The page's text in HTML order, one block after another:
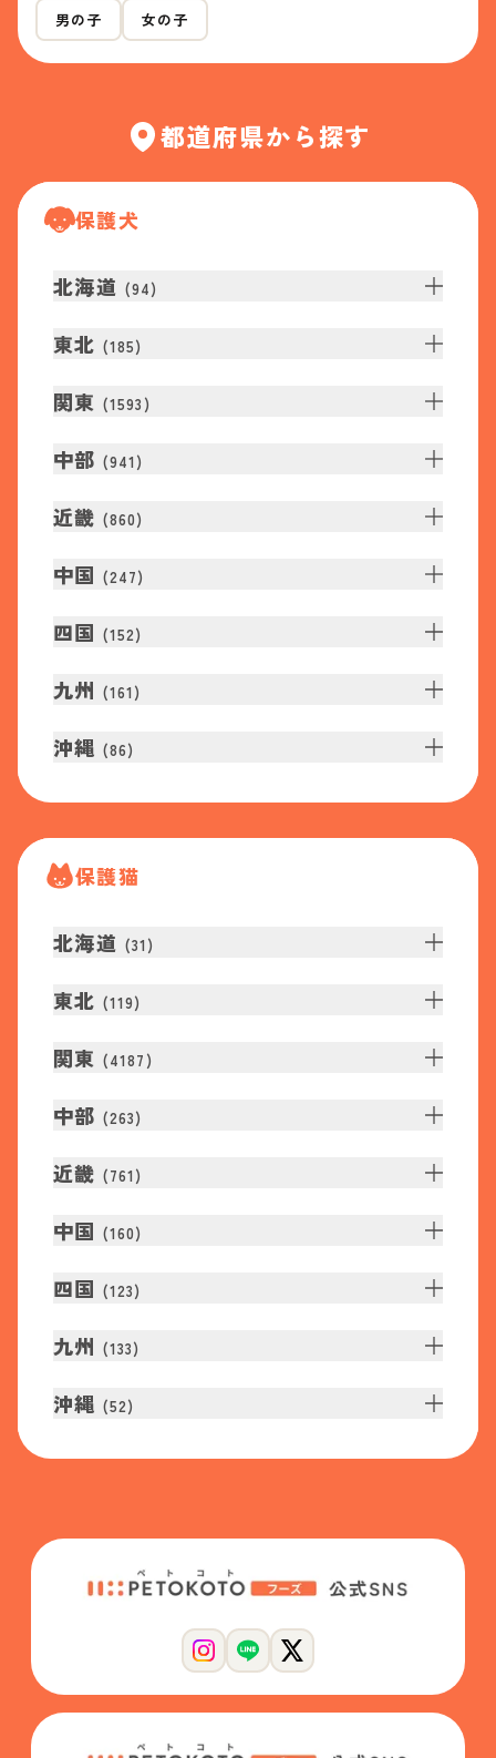
男の子 女の子
都道府県から探す
保護犬
北海道 (94)
東北 (185)
関東 (1593 )
中部 (941 )
近畿 (860)
中国 (247)
四国 (152)
九州 (161 )
沖縄 (86)
保護猫
北海道 (31 )
東北 (119)
関東 (4187 )
中部 (263)
近畿 (761 )
中国 (160)
四国 (123)
九州 (133)
沖縄 (52)